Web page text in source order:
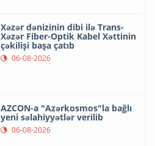
Xəzər dənizinin dibi ilə Trans-
Xəzər Fiber-Optik Kabel Xəttinin
çəkilişi başa çatıb
06-08-2026
AZCON-a "Azərkosmos"la bağlı
yeni səlahiyyətlər verilib
06-08-2026